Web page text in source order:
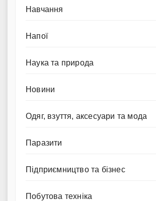
Навчання
Напої
Наука та природа
Новини
Одяг, взуття, аксесуари та мода
Паразити
Підприємництво та бізнес
Побутова техніка